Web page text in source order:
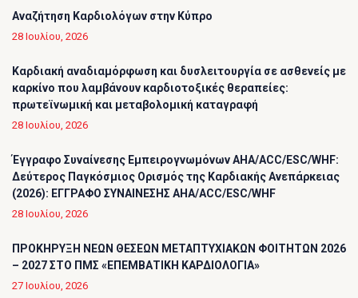
Αναζήτηση Καρδιολόγων στην Κύπρο
28 Ιουλίου, 2026
Καρδιακή αναδιαμόρφωση και δυσλειτουργία σε ασθενείς με
καρκίνο που λαμβάνουν καρδιοτοξικές θεραπείες:
πρωτεϊνωμική και μεταβολομική καταγραφή
28 Ιουλίου, 2026
Έγγραφο Συναίνεσης Εμπειρογνωμόνων AHA/ACC/ESC/WHF:
Δεύτερος Παγκόσμιος Ορισμός της Καρδιακής Ανεπάρκειας
(2026): ΕΓΓΡΑΦΟ ΣΥΝΑΙΝΕΣΗΣ AHA/ACC/ESC/WHF
28 Ιουλίου, 2026
ΠΡΟΚΗΡΥΞΗ ΝΕΩΝ ΘΕΣΕΩΝ ΜΕΤΑΠΤΥΧΙΑΚΩΝ ΦΟΙΤΗΤΩΝ 2026
– 2027 ΣΤΟ ΠΜΣ «ΕΠΕΜΒΑΤΙΚΗ ΚΑΡΔΙΟΛΟΓΙΑ»
27 Ιουλίου, 2026